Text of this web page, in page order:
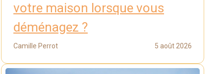
votre maison lorsque vous
déménagez ?
Camille Perrot 5 août 2026